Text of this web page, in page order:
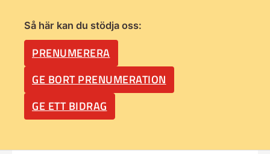
Så här kan du stödja oss:
PRENUMERERA
GE BORT PRENUMERATION
GE ETT BIDRAG